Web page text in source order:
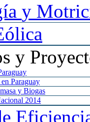
y
y
Paraguay
y Biogas
2014